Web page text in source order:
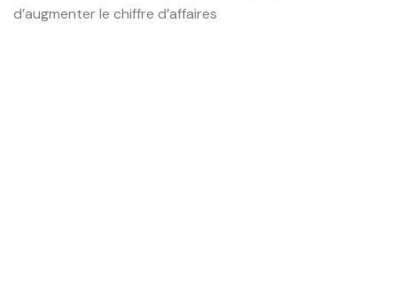
d’augmenter le chiffre d’affaires